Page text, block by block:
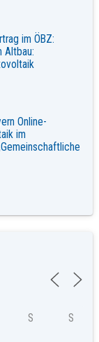
im ÖBZ:
Altbau:
Online-
im
S S